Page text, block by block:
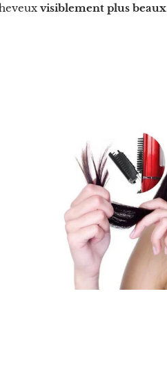
visiblement plus